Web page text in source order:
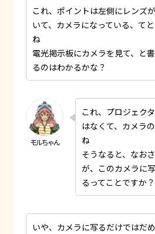
これ、ポイントは左側にレンズ
いて、カメラになっている、て
ね
電光掲示板にカメラを見て、と
るのはわかるかな？
これ、プロジェク
はなくて、カメラ
ね
そうなると、なお
が、このカメラに
るってことですか？
いや、カメラに写るだけではだ